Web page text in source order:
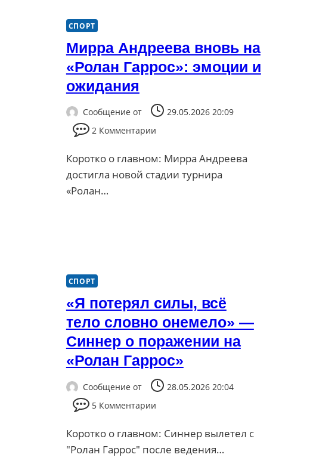
СПОРТ
Мирра Андреева вновь на
«Ролан Гаррос»: эмоции и
ожидания
Сообщение от
29.05.2026 20:09
2 Комментарии
Коротко о главном: Мирра Андреева
достигла новой стадии турнира
«Ролан…
СПОРТ
«Я потерял силы, всё
тело словно онемело» —
Синнер о поражении на
«Ролан Гаррос»
Сообщение от
28.05.2026 20:04
5 Комментарии
Коротко о главном: Синнер вылетел с
"Ролан Гаррос" после ведения…